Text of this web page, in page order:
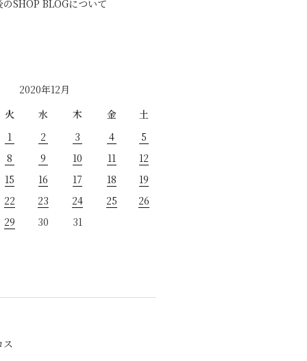
のSHOP BLOGについて
2020年12月
火 水 木 金
土
1
2 3 4
5
8 9 10 11
12
15 16 17 18
19
22 23 24 25
26
29 30
31
ス